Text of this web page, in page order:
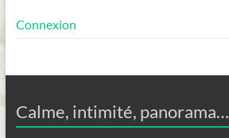
Connexion
Calme, intimité, panorama…